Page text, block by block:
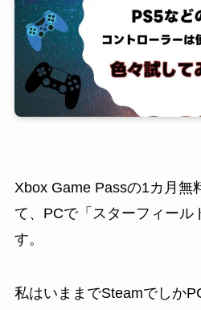
Xbox Game Passの1カ月無
て、PCで「スターフィール
す。
私はいままでSteamでしか